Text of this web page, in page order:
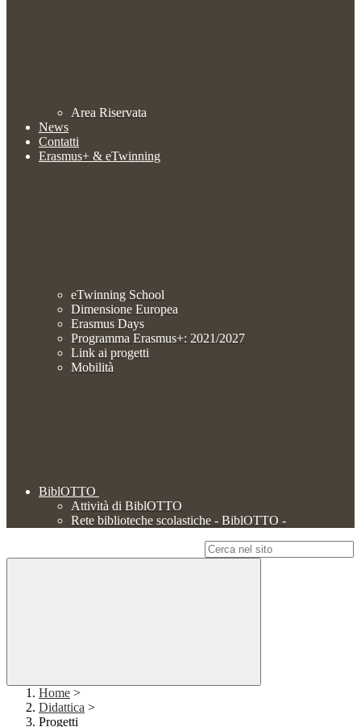
Area Riservata
News
Contatti
Erasmus+ & eTwinning
eTwinning School
Dimensione Europea
Erasmus Days
Programma Erasmus+: 2021/2027
Link ai progetti
Mobilità
BiblOTTO
Attività di BiblOTTO
Rete biblioteche scolastiche - BiblOTTO -
Home >
Didattica >
Progetti